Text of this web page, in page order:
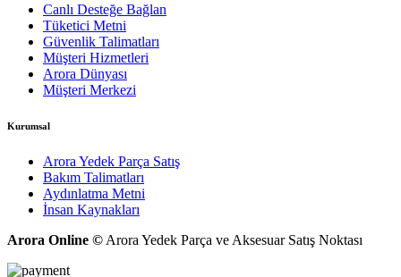
Canlı Desteğe Bağlan
Tüketici Metni
Güvenlik Talimatları
Müşteri Hizmetleri
Arora Dünyası
Müşteri Merkezi
Kurumsal
Arora Yedek Parça Satış
Bakım Talimatları
Aydınlatma Metni
İnsan Kaynakları
Arora Online © Arora Yedek Parça ve Aksesuar Satış Noktası